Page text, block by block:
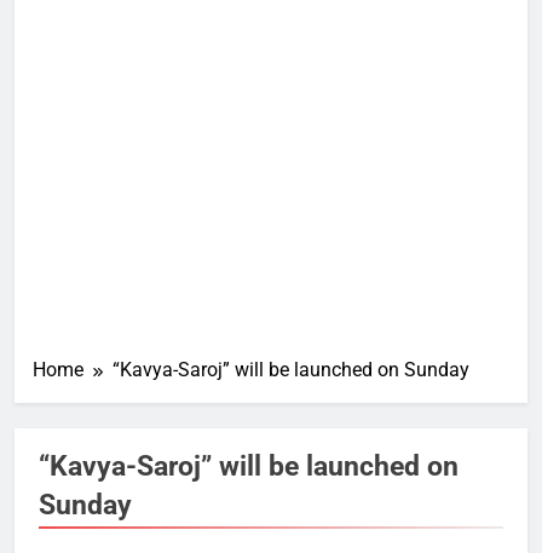
Home “Kavya-Saroj” will be launched on Sunday
“Kavya-Saroj” will be launched on
Sunday